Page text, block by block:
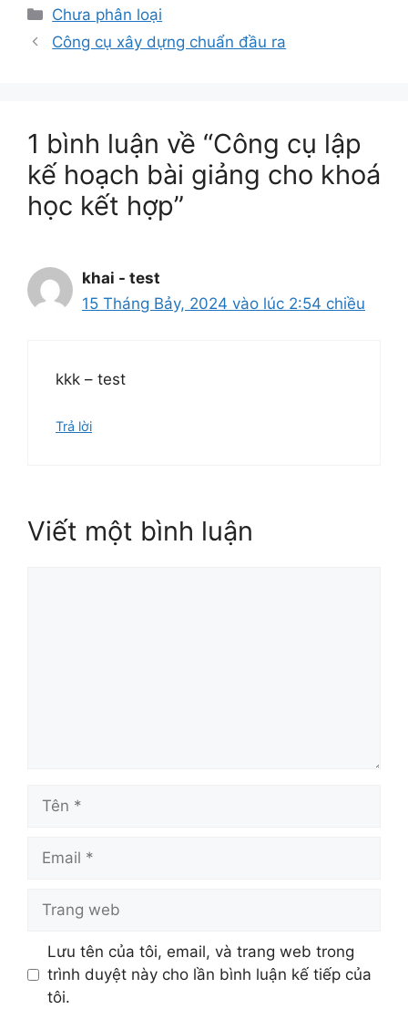
Danh
mục
Chưa phân loại
Công cụ xây dựng chuẩn đầu ra
1 bình luận về “Công cụ lập
kế hoạch bài giảng cho khoá
học kết hợp”
khai - test
15 Tháng Bảy, 2024 vào lúc 2:54 chiều
kkk – test
Trả lời
Viết một bình luận
Tên
Email
Trang
Lưu tên của tôi, email, và trang web trong
trình duyệt này cho lần bình luận kế tiếp của
tôi.